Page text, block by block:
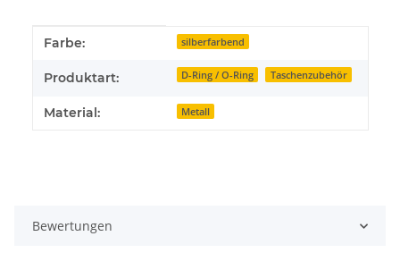
Produkteigenschaft
Wert
Farbe: silberfarbend
Produktart: D-Ring / O-Ring Taschenzubehör
Material: Metall
Bewertungen